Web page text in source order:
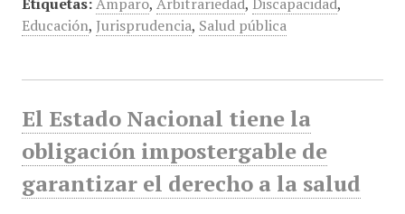
Educación, Jurisprudencia, Salud pública
El Estado Nacional tiene la
obligación impostergable de
garantizar el derecho a la salud